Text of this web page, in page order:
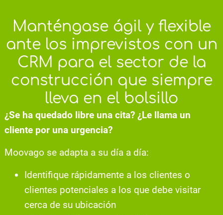
Manténgase ágil y flexible
ante los imprevistos con un
CRM para el sector de la
construcción que siempre
lleva en el bolsillo
¿Se ha quedado libre una cita? ¿Le llama un
cliente por una urgencia?
Moovago se adapta a su día a día:
Identifique rápidamente a los clientes o
clientes potenciales a los que debe visitar
cerca de su ubicación